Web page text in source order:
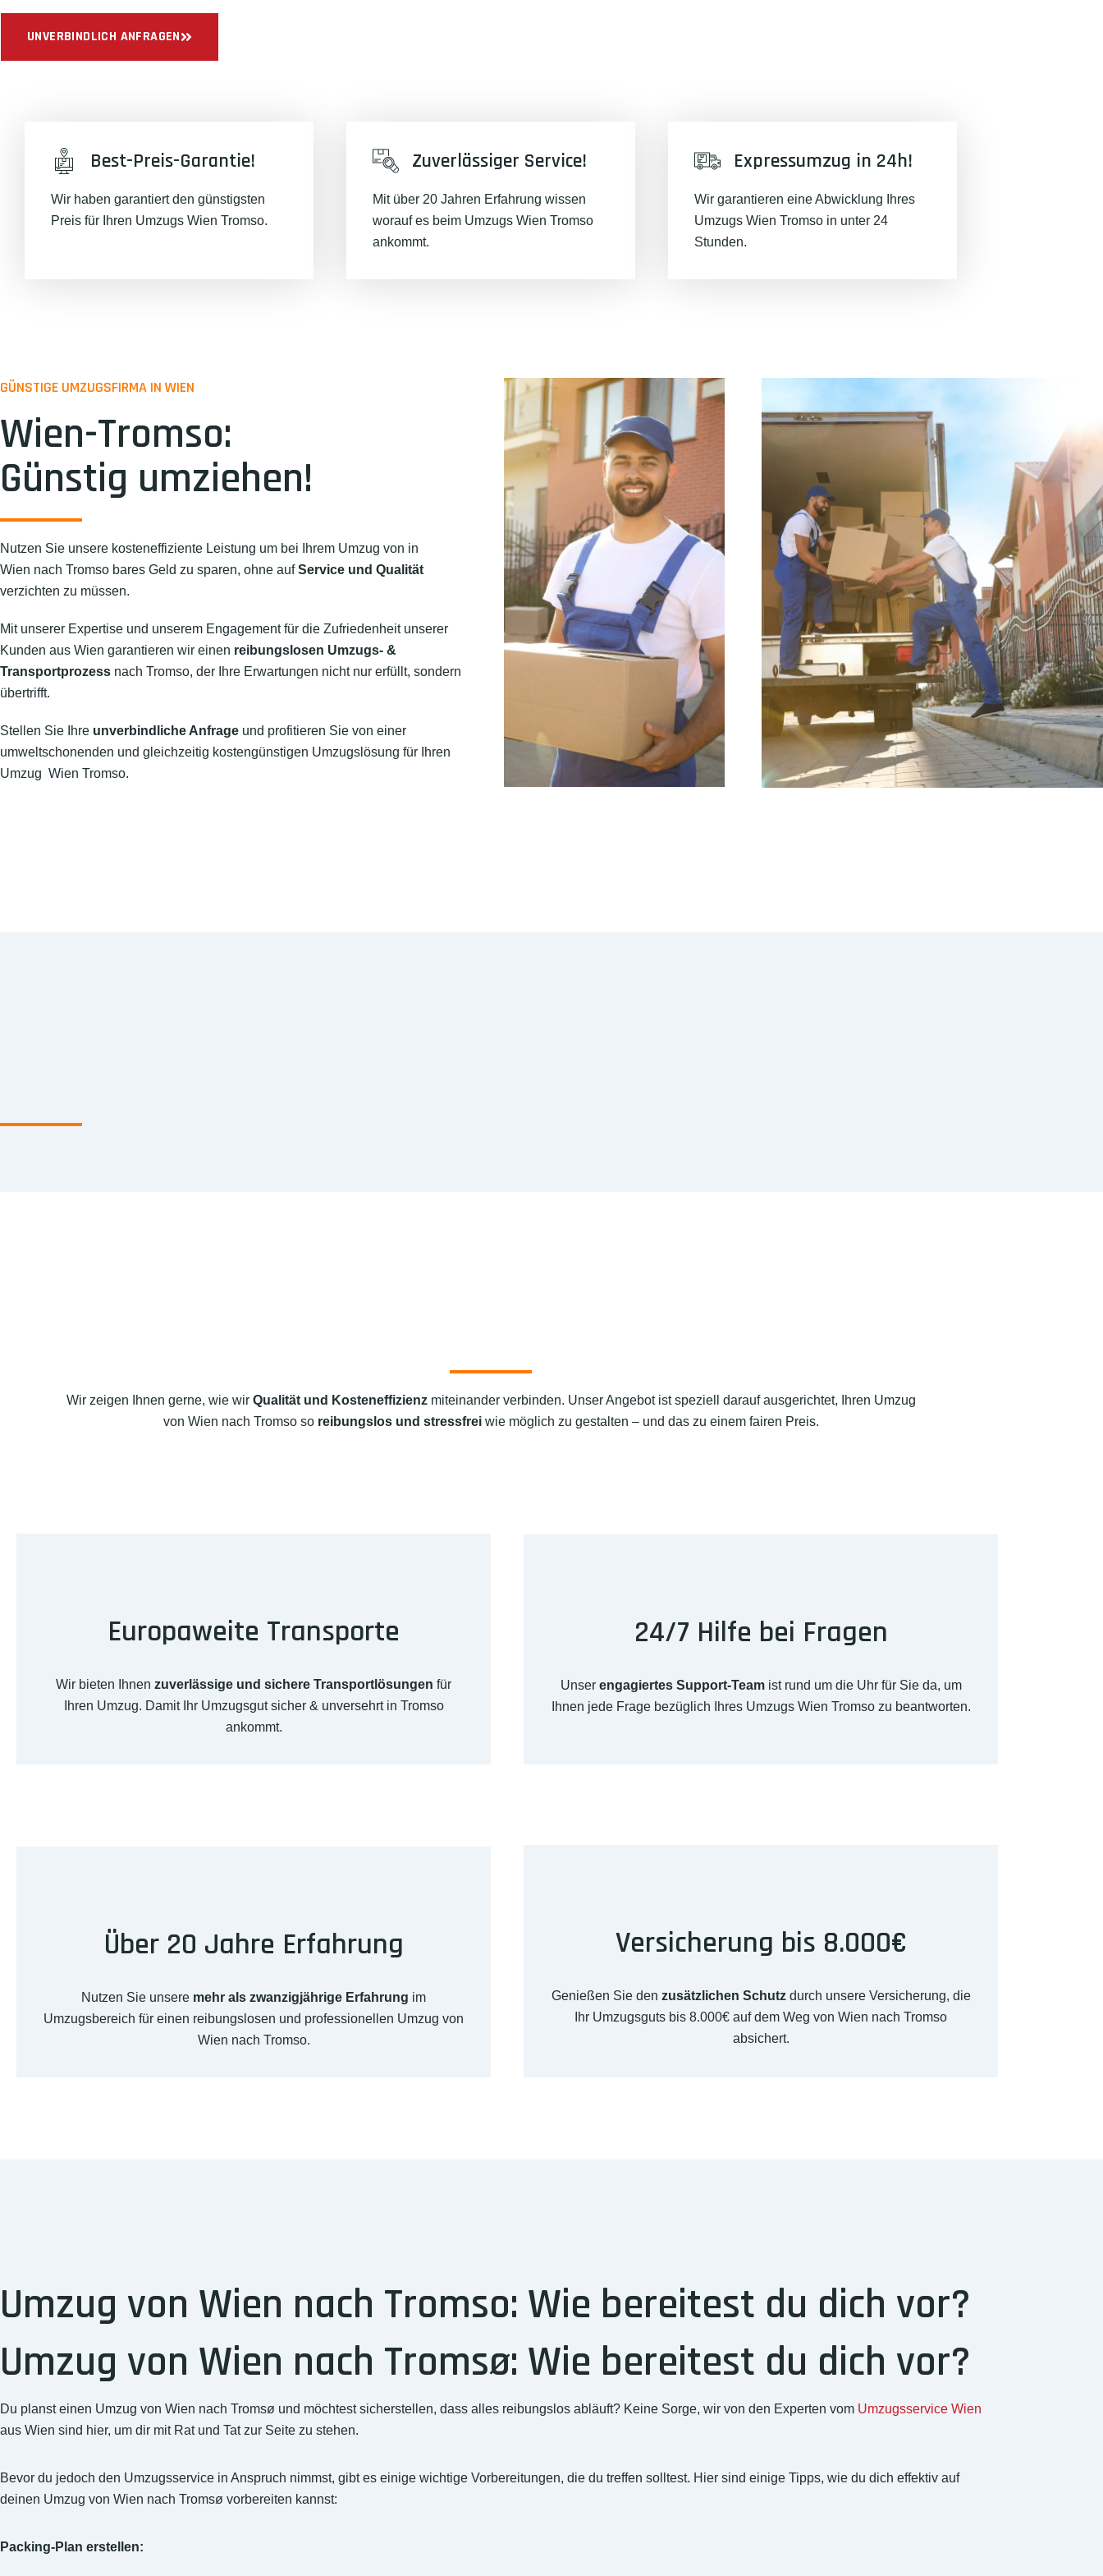
UNVERBINDLICH ANFRAGEN
Best-Preis-Garantie!
Wir haben garantiert den günstigsten
Preis für Ihren Umzugs Wien Tromso.
Zuverlässiger Service!
Mit über 20 Jahren Erfahrung wissen
worauf es beim Umzugs Wien Tromso
ankommt.
Expressumzug in 24h!
Wir garantieren eine Abwicklung Ihres
Umzugs Wien Tromso in unter 24
Stunden.
GÜNSTIGE UMZUGSFIRMA IN WIEN
Wien-Tromso:
Günstig umziehen!
Nutzen Sie unsere kosteneffiziente Leistung um bei Ihrem Umzug von in
Wien nach Tromso bares Geld zu sparen, ohne aufService und Qualität
verzichten zu müssen.
Mit unserer Expertise und unserem Engagement für die Zufriedenheit unserer
Kunden aus Wien garantieren wir einen reibungslosen Umzugs- &
Transportprozess nach Tromso, der Ihre Erwartungen nicht nur erfüllt, sondern
übertrifft.
Stellen Sie Ihre unverbindliche Anfrage und profitieren Sie von einer
umweltschonenden und gleichzeitig kostengünstigen Umzugslösung für Ihren
Umzug Wien Tromso.
Wir zeigen Ihnen gerne, wie wir Qualität und Kosteneffizienzmiteinander verbinden. Unser Angebot ist speziell darauf ausgerichtet, Ihren Umzug
von Wien nach Tromso so reibungslos und stressfreiwie möglich zu gestalten – und das zu einem fairen Preis.
Europaweite Transporte
Wir bieten Ihnen zuverlässige und sichere Transportlösungen für
Ihren Umzug. Damit Ihr Umzugsgut sicher & unversehrt in Tromso
ankommt.
24/7 Hilfe bei Fragen
Unser engagiertes Support-Teamist rund um die Uhr für Sie da, um
Ihnen jede Frage bezüglich Ihres Umzugs Wien Tromso zu beantworten.
Über 20 Jahre Erfahrung
Nutzen Sie unsere mehr als zwanzigjährige Erfahrung im
Umzugsbereich für einen reibungslosen und professionellen Umzug von
Wien nach Tromso.
Versicherung bis 8.000€
Genießen Sie den zusätzlichen Schutzdurch unsere Versicherung, die
Ihr Umzugsguts bis 8.000€ auf dem Weg von Wien nach Tromso
absichert.
Umzug von Wien nach Tromso: Wie bereitest du dich vor?
Umzug von Wien nach Tromsø: Wie bereitest du dich vor?
Du planst einen Umzug von Wien nach Tromsø und möchtest sicherstellen, dass alles reibungslos abläuft? Keine Sorge, wir von den Experten vom Umzugsservice Wien
aus Wien sind hier, um dir mit Rat und Tat zur Seite zu stehen.
Bevor du jedoch den Umzugsservice in Anspruch nimmst, gibt es einige wichtige Vorbereitungen, die du treffen solltest. Hier sind einige Tipps, wie du dich effektiv auf
deinen Umzug von Wien nach Tromsø vorbereiten kannst:
Packing-Plan erstellen: